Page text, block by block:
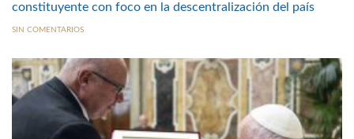
constituyente con foco en la descentralización del país
SIN COMENTARIOS